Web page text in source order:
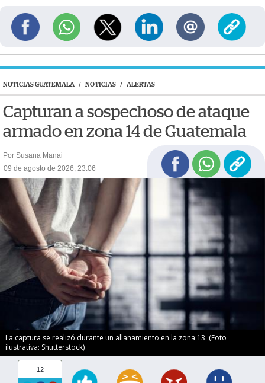
NOTICIAS GUATEMALA / NOTICIAS / ALERTAS
Capturan a sospechoso de ataque
armado en zona 14 de Guatemala
Por Susana Manai
09 de agosto de 2026, 23:06
La captura se realizó durante un allanamiento en la zona 13. (Foto
ilustrativa: Shutterstock)
12